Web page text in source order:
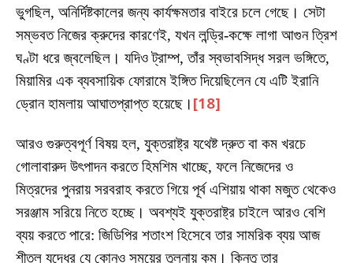
ভুগছিল, অনির্দিষ্টকালের জন্য কার্যক্ষমতার বাইরে চলে গেছে। সেটা
সম্ভবত নিজের ক্রুদের কারণেই, যখন লন্ড্রি-কক্ষে লাগা আগুন ত্রিশ
ঘণ্টা ধরে জ্বলেছিল। যদিও ট্রাম্প, তাঁর স্বভাবসিদ্ধ সরল ভঙ্গিতে,
মিয়ামির এক ব্যবসায়িক ফোরামে ইঙ্গিত দিয়েছিলেন যে এটি ইরানি
ড্রোন হামলায় আঘাতপ্রাপ্ত হয়েছে। [18]
আরও গুরুত্বপূর্ণ বিষয় হল, যুক্তরাষ্ট্র যথেষ্ট দ্রুত বা কম খরচে
গোলাবারুদ উৎপাদন করতে হিমশিম খাচ্ছে, ফলে নিজেদের ও
মিত্রদের পুনরায় সরবরাহ করতে গিয়ে পূর্ব এশিয়ায় থাকা মজুত থেকেও
সরঞ্জাম সরিয়ে নিতে হচ্ছে। অবশ্যই যুক্তরাষ্ট্র চাইলে আরও বেশি
ব্যয় করতে পারে: জিডিপির শতাংশ হিসেবে তার সামরিক ব্যয় আজ
শীতল যুদ্ধের যে কোনও সময়ের তুলনায় কম। কিন্তু তার